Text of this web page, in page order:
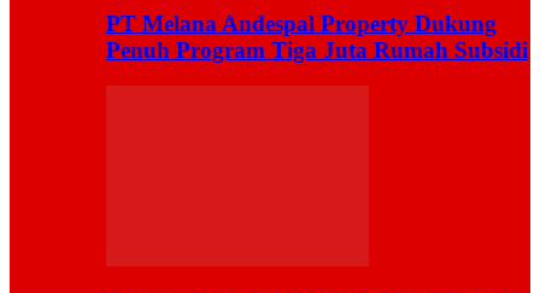
PT Melana Andespal Property Dukung
Penuh Program Tiga Juta Rumah Subsidi